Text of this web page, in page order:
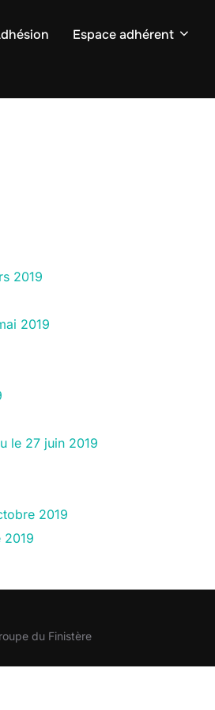
Espace adhérent
2019
2019
le 27 juin 2019
2019
2019
du Finistère